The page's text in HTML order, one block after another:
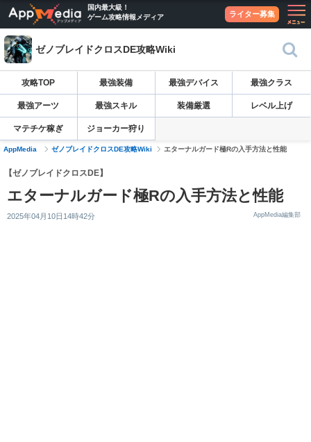
国内最大級！
ゲーム攻略情報メディア
ライター募集
ゼノブレイドクロスDE攻略Wiki
攻略TOP 最強装備 最強デバイス 最強クラス
最強アーツ 最強スキル 装備厳選 レベル上げ
マテチケ稼ぎ ジョーカー狩り
AppMedia ゼノブレイドクロスDE攻略Wiki エターナルガード極Rの入手方法と性能
【ゼノブレイドクロスDE】
エターナルガード極Rの入手方法と性能
2025年04月10日14時42分 AppMedia編集部